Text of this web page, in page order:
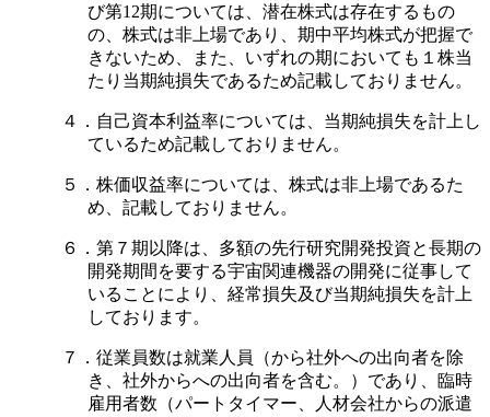
び第12期については、潜在株式は存在するもの
の、株式は非上場であり、期中平均株式が把握で
きないため、また、いずれの期においても１株当
たり当期純損失であるため記載しておりません。
４．自己資本利益率については、当期純損失を計上し
ているため記載しておりません。
５．株価収益率については、株式は非上場であるた
め、記載しておりません。
６．第７期以降は、多額の先行研究開発投資と長期の
開発期間を要する宇宙関連機器の開発に従事して
いることにより、経常損失及び当期純損失を計上
しております。
７．従業員数は就業人員（から社外への出向者を除
き、社外からへの出向者を含む。）であり、臨時
雇用者数（パートタイマー、人材会社からの派遣